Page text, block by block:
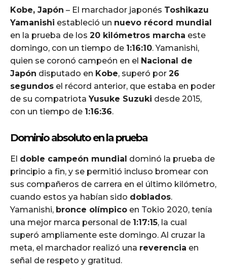
Kobe, Japón – El marchador japonés Toshikazu
Yamanishi estableció un nuevo récord mundial
en la prueba de los 20 kilómetros marcha este
domingo, con un tiempo de 1:16:10. Yamanishi,
quien se coronó campeón en el Nacional de
Japón disputado en Kobe, superó por 26
segundos el récord anterior, que estaba en poder
de su compatriota Yusuke Suzuki desde 2015,
con un tiempo de 1:16:36.
Dominio absoluto en la prueba
El doble campeón mundial dominó la prueba de
principio a fin, y se permitió incluso bromear con
sus compañeros de carrera en el último kilómetro,
cuando estos ya habían sido doblados.
Yamanishi, bronce olímpico en Tokio 2020, tenía
una mejor marca personal de 1:17:15, la cual
superó ampliamente este domingo. Al cruzar la
meta, el marchador realizó una reverencia en
señal de respeto y gratitud.